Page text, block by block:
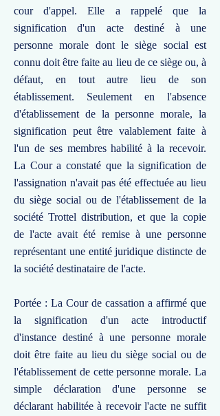
cour d'appel. Elle a rappelé que la
signification d'un acte destiné à une
personne morale dont le siège social est
connu doit être faite au lieu de ce siège ou, à
défaut, en tout autre lieu de son
établissement. Seulement en l'absence
d'établissement de la personne morale, la
signification peut être valablement faite à
l'un de ses membres habilité à la recevoir.
La Cour a constaté que la signification de
l'assignation n'avait pas été effectuée au lieu
du siège social ou de l'établissement de la
société Trottel distribution, et que la copie
de l'acte avait été remise à une personne
représentant une entité juridique distincte de
la société destinataire de l'acte.
Portée : La Cour de cassation a affirmé que
la signification d'un acte introductif
d'instance destiné à une personne morale
doit être faite au lieu du siège social ou de
l'établissement de cette personne morale. La
simple déclaration d'une personne se
déclarant habilitée à recevoir l'acte ne suffit